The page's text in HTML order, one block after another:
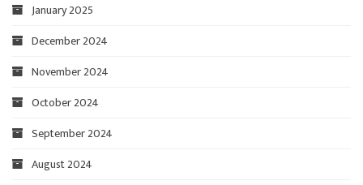
January 2025
December 2024
November 2024
October 2024
September 2024
August 2024